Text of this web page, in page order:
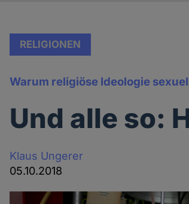
RELIGIONEN
Warum religiöse Ideologie
Und alle so:
Klaus Ungerer
05.10.2018